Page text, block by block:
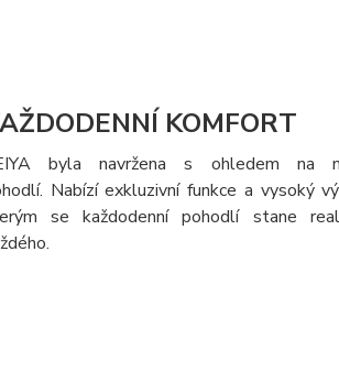
KOMFORT
byla navržena s ohledem na
Nabízí exkluzivní funkce a vysoký
se každodenní pohodlí stane